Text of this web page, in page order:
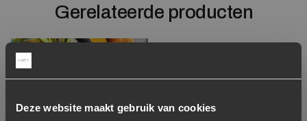
Deze website maakt gebruik van cookies
Gerelateerde producten